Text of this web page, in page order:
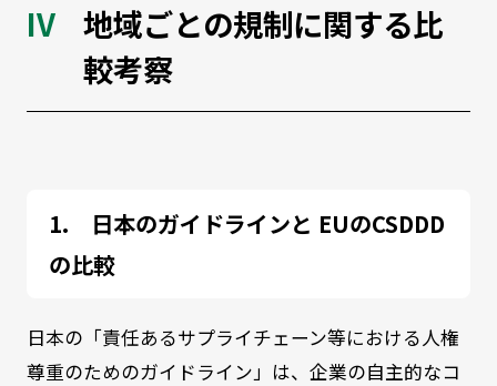
地域ごとの規制に関する比
較考察
日本のガイドラインと EUのCSDDD
の比較
日本の「責任あるサプライチェーン等における人権
尊重のためのガイドライン」は、企業の自主的なコ